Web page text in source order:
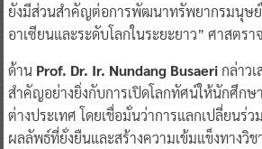
ยังมีส่วนสำคัญต่อการพัฒนาทรัพยากรมนุษ
อาเซียนและระดับโลกในระยะยาว” ศาสตร
ด้าน Prof. Dr. Ir. Nundang Busaeriกล่าวเ
สำคัญอย่างยิ่งกับการเปิดโลกทัศน์ให้นักศึก
ต่างประเทศ โดยเชื่อมั่นว่าการแลกเปลี่ยนร่
ผลลัพธ์ที่ยั่งยืนและสร้างความเข้มแข็งทางวิ